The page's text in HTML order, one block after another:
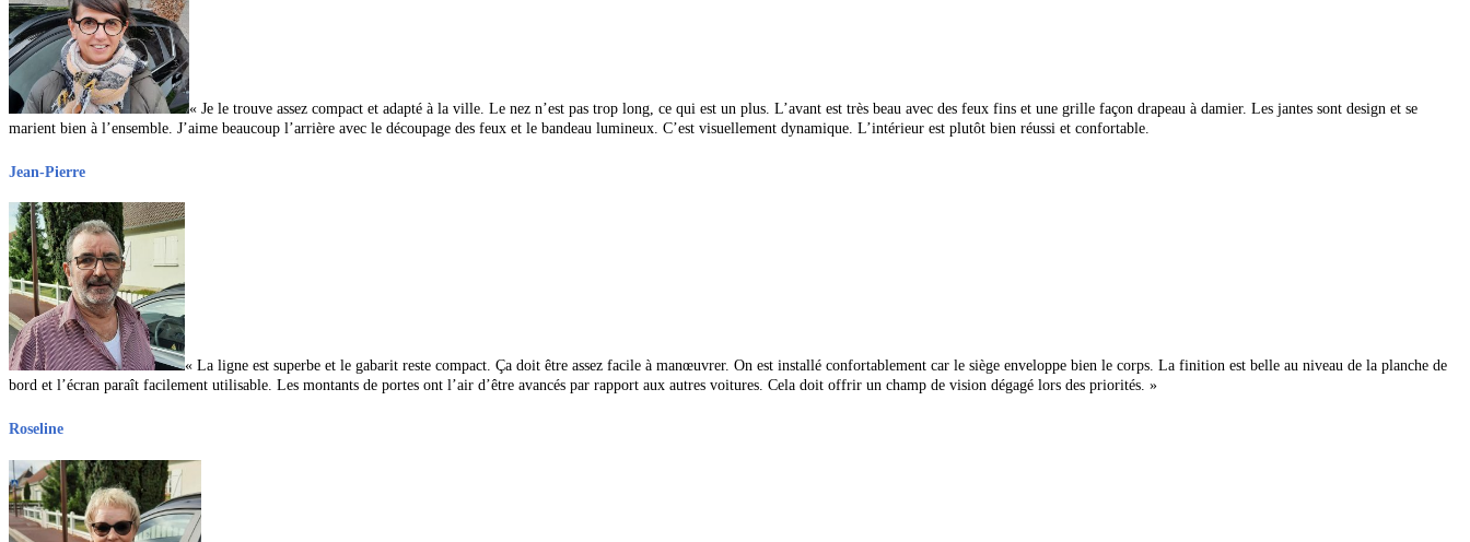
« Je le trouve assez compact et adapté à la ville. Le nez n’est pas trop long, ce qui est un plus. L’avant est très beau avec des feux fins et une grille façon drapeau à damier. Les jantes sont design et se
marient bien à l’ensemble. J’aime beaucoup l’arrière avec le découpage des feux et le bandeau lumineux. C’est visuellement dynamique. L’intérieur est plutôt bien réussi et confortable.
Jean-Pierre
« La ligne est superbe et le gabarit reste compact. Ça doit être assez facile à manœuvrer. On est installé confortablement car le siège enveloppe bien le corps. La finition est belle au niveau de la planche de
bord et l’écran paraît facilement utilisable. Les montants de portes ont l’air d’être avancés par rapport aux autres voitures. Cela doit offrir un champ de vision dégagé lors des priorités. »
Roseline